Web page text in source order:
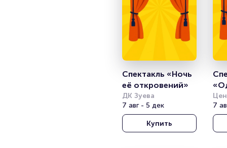
Спектакль «Ночь
её откровений»
ДК Зуева
7 авг - 5 дек
Купить
»
7